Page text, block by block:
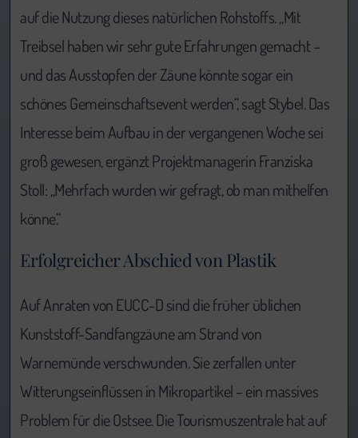
auf die Nutzung dieses natürlichen Rohstoffs. „Mit
Treibsel haben wir sehr gute Erfahrungen gemacht –
und das Ausstopfen der Zäune könnte sogar ein
schönes Gemeinschaftsevent werden“, sagt Stybel. Das
Interesse beim Aufbau in der vergangenen Woche sei
groß gewesen, ergänzt Projektmanagerin Franziska
Stoll: „Mehrfach wurden wir gefragt, ob man mithelfen
könne.“
Erfolgreicher Abschied von Plastik
Auf Anraten von EUCC-D sind die früher üblichen
Kunststoff-Sandfangzäune am Strand von
Warnemünde verschwunden. Sie zerfallen unter
Witterungseinflüssen in Mikropartikel – ein massives
Problem für die Ostsee. Die Tourismuszentrale hat auf